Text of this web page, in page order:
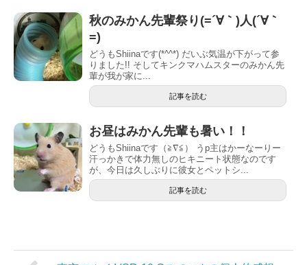
秋のみかん先輩祭り(=´∀｀)人(´∀｀
=)
どうもShiinaです(*^^*) だいぶ気温が下がって参
りました︎!! そしてキンクマハムスターのみかん先
輩が我が家に...
記事を読む
お昼はみかん先輩も暑い！！
どうもShiinaです（≧∇≦） うp主はかーなーりー
汗っかきで体力無しのヒキニート状態なのです
が、今日は久しぶりに彼女とペットシ...
記事を読む